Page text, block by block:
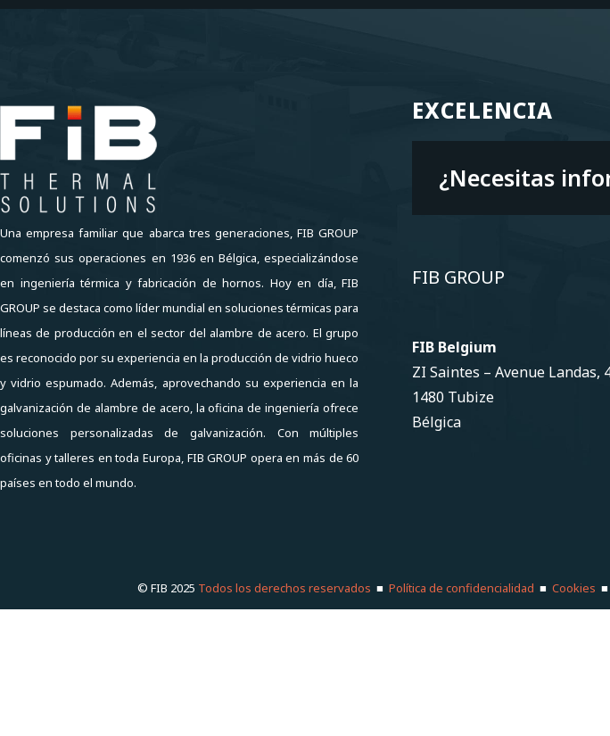
Una empresa familiar que abarca tres generaciones, FIB GROUP
comenzó sus operaciones en 1936 en Bélgica, especializándose
en ingeniería térmica y fabricación de hornos. Hoy en día, FIB
GROUP se destaca como líder mundial en soluciones térmicas para
líneas de producción en el sector del alambre de acero. El grupo
es reconocido por su experiencia en la producción de vidrio hueco
y vidrio espumado. Además, aprovechando su experiencia en la
galvanización de alambre de acero, la oficina de ingeniería ofrece
soluciones personalizadas de galvanización. Con múltiples
oficinas y talleres en toda Europa, FIB GROUP opera en más de 60
países en todo el mundo.
EXCELENCIA
EXCELENCIA
¿Necesitas
FIB GROUP
FIB Belgium
ZI Saintes – Avenue Landas,
1480 Tubize
Bélgica
© FIB 2025 Todos los derechos reservados ■ Política de confidencialidad ■ Cookies